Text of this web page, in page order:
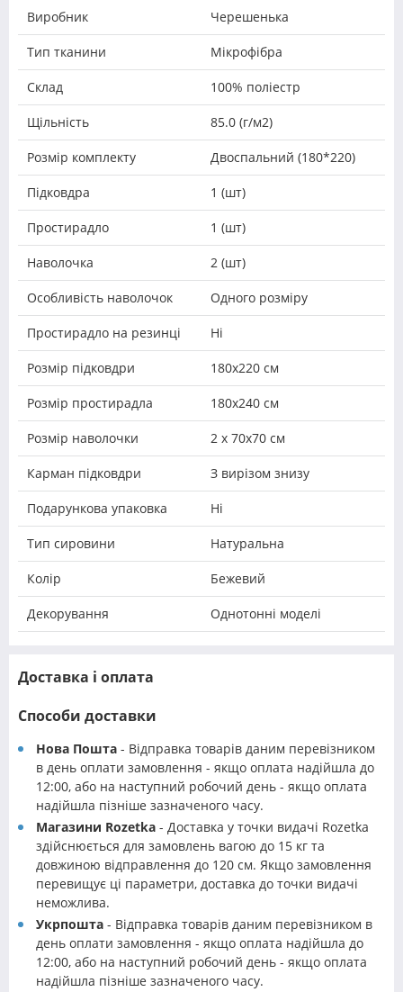
Виробник Черешенька
Тип тканини Мікрофібра
Склад 100% поліестр
Щільність 85.0 (г/м2)
Розмір комплекту Двоспальний (180*220)
Підковдра 1 (шт)
Простирадло 1 (шт)
Наволочка 2 (шт)
Особливість наволочок Одного розміру
Простирадло на резинці Ні
Розмір підковдри 180х220 см
Розмір простирадла 180x240 см
Розмір наволочки 2 х 70х70 см
Карман підковдри З вирізом знизу
Подарункова упаковка Ні
Тип сировини Натуральна
Колір Бежевий
Декорування Однотонні моделі
Доставка і оплата
Способи доставки
Нова Пошта - Відправка товарів даним перевізником
в день оплати замовлення - якщо оплата надійшла до
12:00, або на наступний робочий день - якщо оплата
надійшла пізніше зазначеного часу.
Магазини Rozetka - Доставка у точки видачі Rozetka
здійснюється для замовлень вагою до 15 кг та
довжиною відправлення до 120 см. Якщо замовлення
перевищує ці параметри, доставка до точки видачі
неможлива.
Укрпошта - Відправка товарів даним перевізником в
день оплати замовлення - якщо оплата надійшла до
12:00, або на наступний робочий день - якщо оплата
надійшла пізніше зазначеного часу.